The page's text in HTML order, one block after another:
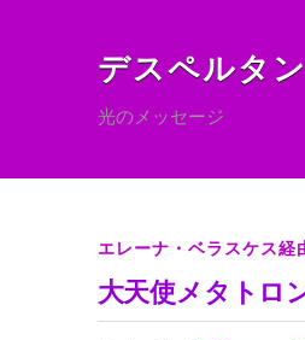
デスペルタ
光のメッセージ
エレーナ・ベラスケス経
大天使メタトロ